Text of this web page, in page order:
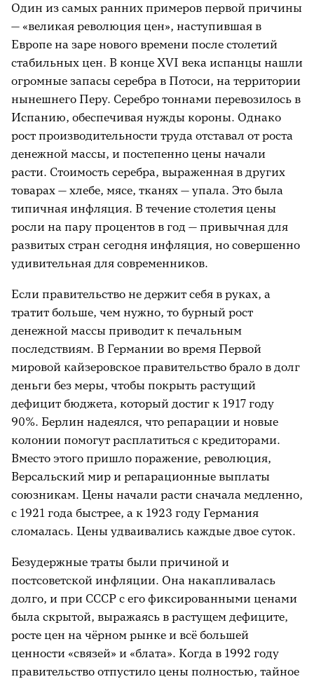
Один из самых ранних примеров первой причины
— «великая революция цен», наступившая в
Европе на заре нового времени после столетий
стабильных цен. В конце XVI века испанцы нашли
огромные запасы серебра в Потоси, на территории
нынешнего Перу. Серебро тоннами перевозилось в
Испанию, обеспечивая нужды короны. Однако
рост производительности труда отставал от роста
денежной массы, и постепенно цены начали
расти. Стоимость серебра, выраженная в других
товарах — хлебе, мясе, тканях — упала. Это была
типичная инфляция. В течение столетия цены
росли на пару процентов в год — привычная для
развитых стран сегодня инфляция, но совершенно
удивительная для современников.
Если правительство не держит себя в руках, а
тратит больше, чем нужно, то бурный рост
денежной массы приводит к печальным
последствиям. В Германии во время Первой
мировой кайзеровское правительство брало в долг
деньги без меры, чтобы покрыть растущий
дефицит бюджета, который достиг к 1917 году
90%. Берлин надеялся, что репарации и новые
колонии помогут расплатиться с кредиторами.
Вместо этого пришло поражение, революция,
Версальский мир и репарационные выплаты
союзникам. Цены начали расти сначала медленно,
с 1921 года быстрее, а к 1923 году Германия
сломалась. Цены удваивались каждые двое суток.
Безудержные траты были причиной и
постсоветской инфляции. Она накапливалась
долго, и при СССР с его фиксированными ценами
была скрытой, выражаясь в растущем дефиците,
росте цен на чёрном рынке и всё большей
ценности «связей» и «блата». Когда в 1992 году
правительство отпустило цены полностью, тайное